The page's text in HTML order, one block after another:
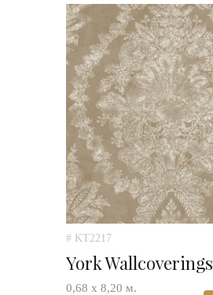
# KT2217
York Wallcoverings
0,68 х 8,20 м.